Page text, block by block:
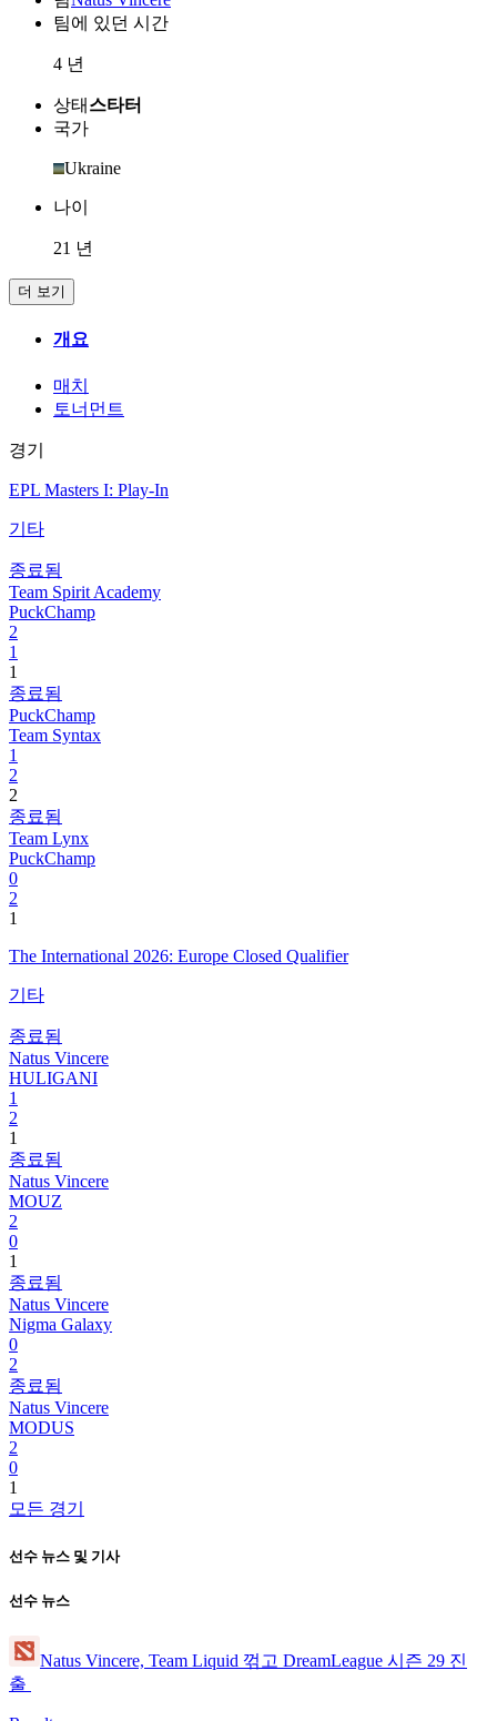
팀에 있던 시간
4 년
상태 스타터
국가
Ukraine
나이
21 년
더 보기
개요
매치
토너먼트
경기
EPL Masters I: Play-In
기타
종료됨
Team Spirit Academy
PuckChamp
2
1
1
종료됨
PuckChamp
Team Syntax
1
2
2
종료됨
Team Lynx
PuckChamp
0
2
1
The International 2026: Europe Closed Qualifier
기타
종료됨
Natus Vincere
HULIGANI
1
2
1
종료됨
Natus Vincere
MOUZ
2
0
1
종료됨
Natus Vincere
Nigma Galaxy
0
2
종료됨
Natus Vincere
MODUS
2
0
1
모든 경기
선수 뉴스 및 기사
선수 뉴스
Natus Vincere, Team Liquid 꺾고 DreamLeague 시즌 29 진
출